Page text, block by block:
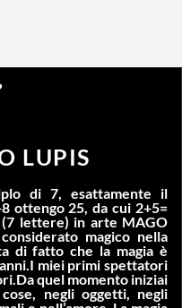
LUPIS
di 7, esattamente il
ottengo 25, da cui 2+5=
lettere) in arte MAGO
magico nella
di fatto che la magia è
miei primi spettatori
quel momento iniziai
negli oggetti, negli